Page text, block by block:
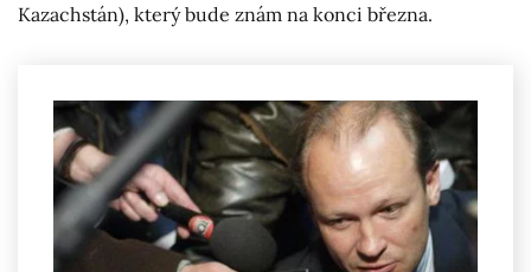
Kazachstán), který bude znám na konci března.